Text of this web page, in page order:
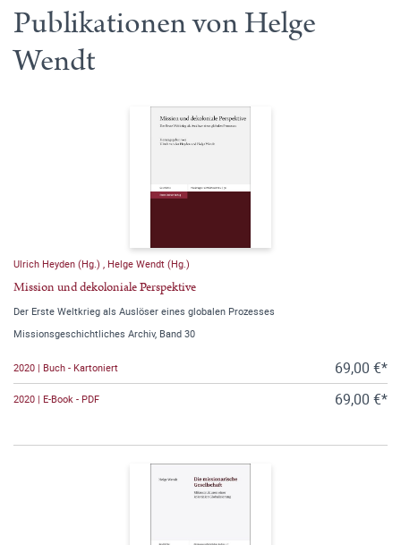
Publikationen von Helge
Wendt
Ulrich Heyden (Hg.) Helge Wendt (Hg.)
Mission und dekoloniale Perspektive
Der Erste Weltkrieg als Auslöser eines globalen Prozesses
Missionsgeschichtliches Archiv, Band 30
2020 | Buch - Kartoniert 69,00 €*
2020 | E-Book - PDF 69,00 €*